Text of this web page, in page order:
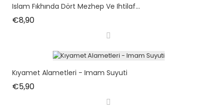
Islam Fıkhında Dört Mezhep Ve Ihtilaf...
€8,90Fiyat
Kıyamet Alametleri - Imam Suyuti
€5,90Fiyat